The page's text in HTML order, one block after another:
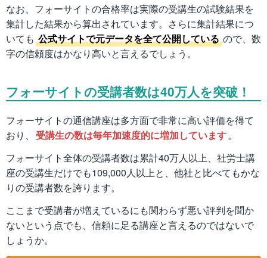
なお、フォーサイトの合格率は実際の受講生の試験結果を
集計した結果から算出されています。さらに集計結果につ
いても 公式サイトで元データを全て公開している ので、数
字の信頼度はかなり高いと言えるでしょう。
フォーサイトの受講者数は40万人を突破！
フォーサイトの通信講座は多方面で非常に高い評価を得て
おり、
受講生の数は毎年加速度的に増加しています。
フォーサイト全体の受講者数は累計40万人以上、社労士講
座の受講生だけでも109,000人以上と、他社と比べてもかな
りの受講者数を誇ります。
ここまで受講者が増えているにも関わらず悪い評判を聞か
ないという点でも、信頼に足る講座と言えるのではないで
しょうか。